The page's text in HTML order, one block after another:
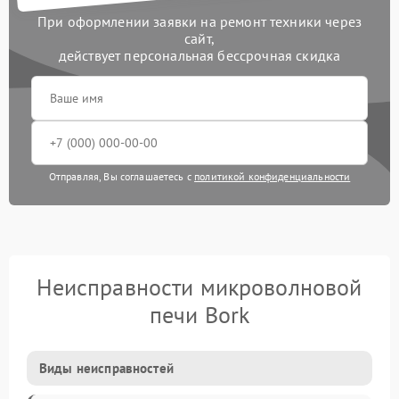
При оформлении заявки на ремонт техники через
сайт,
действует персональная бессрочная скидка
Отправляя, Вы соглашаетесь с политикой конфиденциальности
Неисправности микроволновой
печи Bork
Виды неисправностей